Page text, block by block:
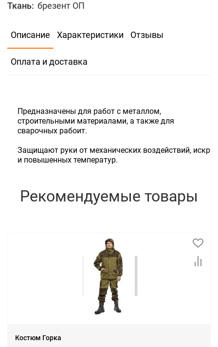
Ткань: брезент ОП
79
Количество: >20 пар
Скидка для юр.лиц
Описание Характеристики Отзывы
Оплата и доставка
Предназначены для работ с металлом,
строительными материалами, а также для
сварочных рабоит.
Защищают руки от механических воздействий, искр
и повышенных температур.
Рекомендуемые товары
Костюм Горка